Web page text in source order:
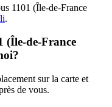
1101 (Île-de-France
.
(Île-de-France
sur la carte et
de vous.